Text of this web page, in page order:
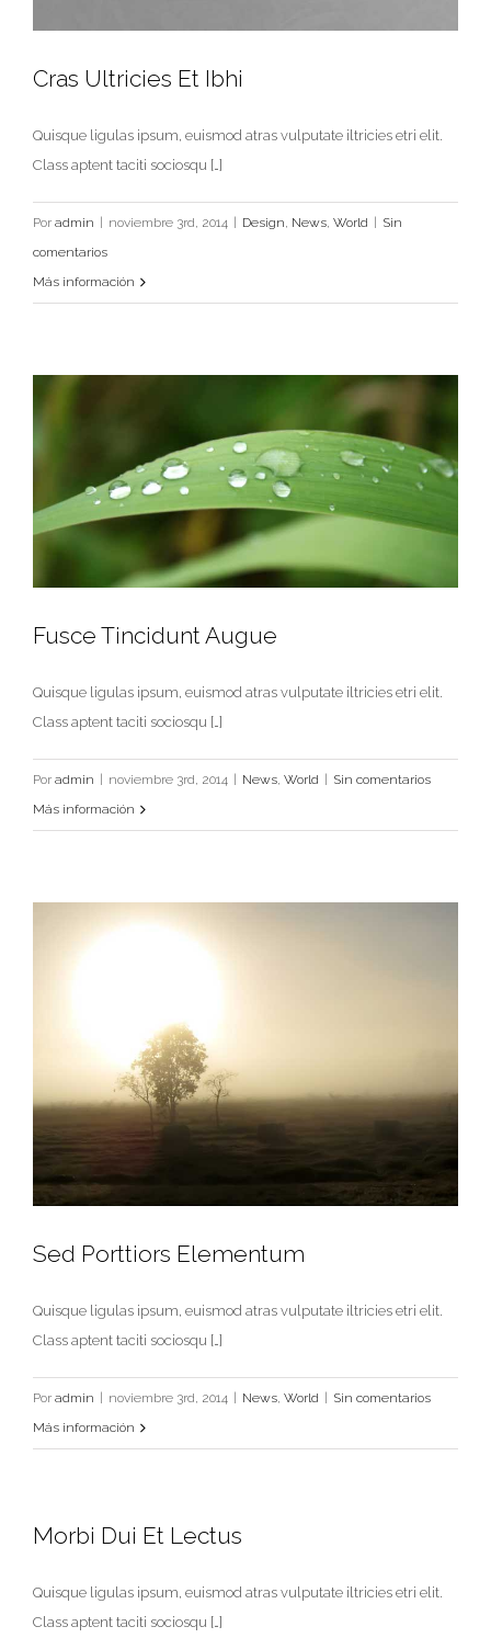
Cras Ultricies Et Ibhi
Design News World
Cras Ultricies Et Ibhi
Quisque ligulas ipsum, euismod atras vulputate iltricies etri elit.
Class aptent taciti sociosqu […]
Por admin noviembre 3rd, 2014 Design, News, World
Sin
comentarios
Más información
Fusce Tincidunt Augue
Fusce Tincidunt Augue
Quisque ligulas ipsum, euismod atras vulputate iltricies etri elit.
Class aptent taciti sociosqu […]
Por admin noviembre 3rd, 2014 News, World
Sin comentarios
Más información
Sed Porttiors Elementum
News World
Sed Porttiors Elementum
Quisque ligulas ipsum, euismod atras vulputate iltricies etri elit.
Class aptent taciti sociosqu […]
Por admin noviembre 3rd, 2014 News, World
Sin comentarios
Más información
Morbi Dui Et Lectus
Quisque ligulas ipsum, euismod atras vulputate iltricies etri elit.
Class aptent taciti sociosqu […]